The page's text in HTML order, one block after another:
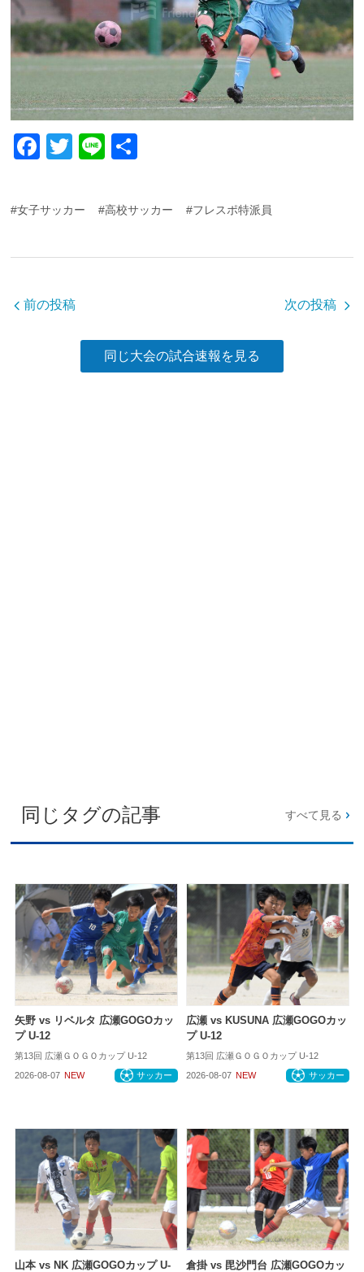
F
c
e
b
o
T
Li
e
#女子サッカー #高校サッカー #フレスポ特派員
前の投稿 次の投稿
同じ大会の試合速報を見る
同じタグの記事 すべて見る
矢野 vs リベルタ 広瀬GOGOカッ
プ U-12
第13回 広瀬ＧＯＧＯカップ U-12
2026-08-07 NEW サッカー
広瀬 vs KUSUNA 広瀬GOGOカッ
プ U-12
第13回 広瀬ＧＯＧＯカップ U-12
2026-08-07 NEW サッカー
山本 vs NK 広瀬GOGOカップ U- 倉掛 vs 毘沙門台 広瀬GOGOカッ